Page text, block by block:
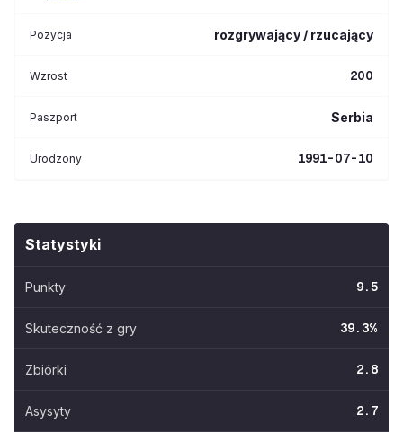
Pozycja rozgrywający / rzucający
Wzrost 200
Paszport Serbia
Urodzony 1991-07-10
Statystyki
Punkty 9.5
Skuteczność z gry 39.3%
Zbiórki 2.8
Asysyty 2.7